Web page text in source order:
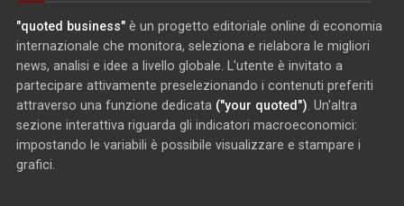
"quoted business" è un progetto editoriale online di economia
internazionale che monitora, seleziona e rielabora le migliori
news, analisi e idee a livello globale. L'utente è invitato a
partecipare attivamente preselezionando i contenuti preferiti
attraverso una funzione dedicata ("your quoted"). Un'altra
sezione interattiva riguarda gli indicatori macroeconomici:
impostando le variabili è possibile visualizzare e stampare i
grafici.